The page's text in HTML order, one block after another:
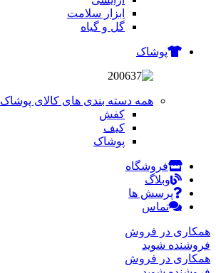
ابزار سلامت
گل و گیاه
پوشاک
همه دسته بندی های کالای پوشاک
کفش
کیف
پوشاک
فروشگاه
وبلاگ
پرسش ها
تماس
همکاری در فروش
فروشنده شوید
همکاری در فروش